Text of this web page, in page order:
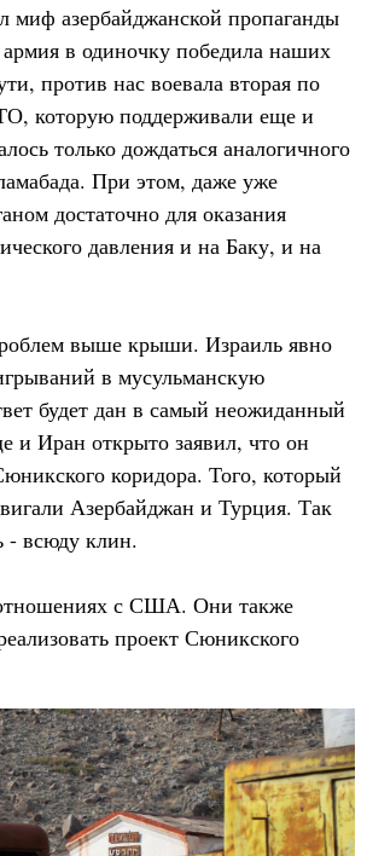
миф азербайджанской пропаганды
в одиночку победила наших
против нас воевала вторая по
которую поддерживали еще и
только дождаться аналогичного
При этом, даже уже
достаточно для оказания
давления и на Баку, и на
выше крыши. Израиль явно
в мусульманскую
будет дан в самый неожиданный
и Иран открыто заявил, что он
коридора. Того, который
Азербайджан и Турция. Так
- всюду клин.
с США. Они также
проект Сюникского